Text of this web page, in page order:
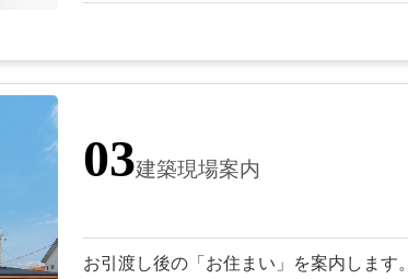
03建築現場案内
お引渡し後の「お住まい」を案内します。